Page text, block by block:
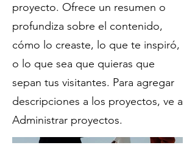
proyecto. Ofrece un resumen o
profundiza sobre el contenido,
cómo lo creaste, lo que te inspiró,
o lo que sea que quieras que
sepan tus visitantes. Para agregar
descripciones a los proyectos, ve a
Administrar proyectos.